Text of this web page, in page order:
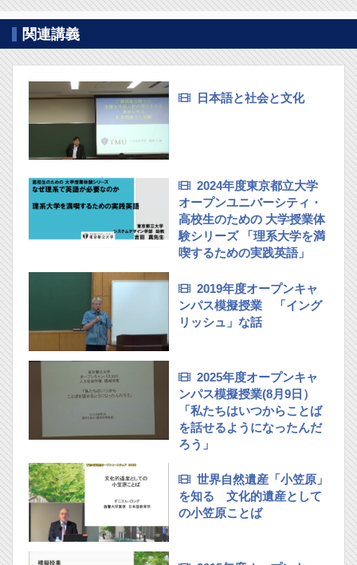
関連講義
日本語と社会と文化
2024年度東京都立大学
オープンユニバーシティ・
高校生のための 大学授業体
験シリーズ 「理系大学を満
喫するための実践英語」
2019年度オープンキャ
ンパス模擬授業 「イング
リッシュ」な話
2025年度オープンキャ
ンパス模擬授業(8月9日）
「私たちはいつからことば
を話せるようになったんだ
ろう」
世界自然遺産「小笠原」
を知る 文化的遺産として
の小笠原ことば